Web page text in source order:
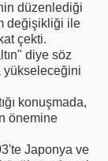
düzenlediği
değişikliği ile
çekti.
diye söz
yükseleceğini
konuşmada,
önemine
Japonya ve